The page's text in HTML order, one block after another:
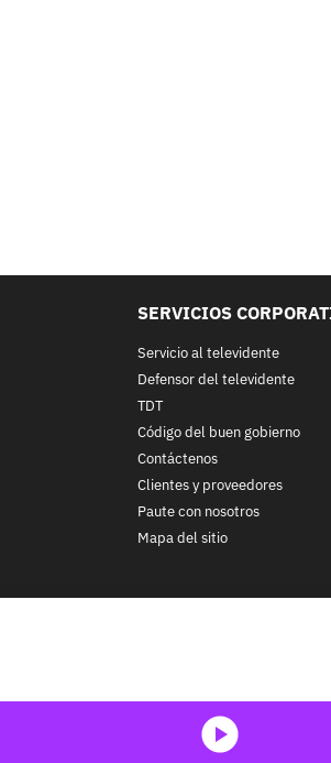
SERVICIOS
Servicio al televidente
Defensor del televidente
TDT
Código del buen gobierno
Contáctenos
Clientes y proveedores
Paute con nosotros
Mapa del sitio
su reproducción total o parcial, así
or in part, or translation without written